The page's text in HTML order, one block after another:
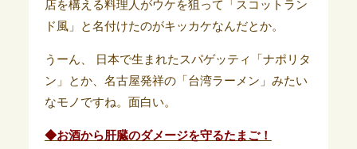
店を構える料理人がウケを狙って「スコットラン
ド風」と名付けたのがキッカケなんだとか。
うーん、 日本で生まれたスパゲッティ「ナポリタ
ン」とか、名古屋発祥の「台湾ラーメン」みたい
なモノですね。面白い。
◆お酒から肝臓のダメージを守るたまご！